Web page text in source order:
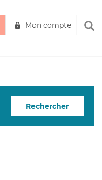
Mon compte
Rechercher